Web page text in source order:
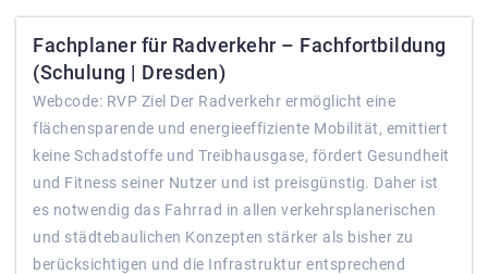
Fachplaner für Radverkehr – Fachfortbildung
(Schulung | Dresden)
Webcode: RVP Ziel Der Radverkehr ermöglicht eine
flächensparende und energieeffiziente Mobilität, emittiert
keine Schadstoffe und Treibhausgase, fördert Gesundheit
und Fitness seiner Nutzer und ist preisgünstig. Daher ist
es notwendig das Fahrrad in allen verkehrsplanerischen
und städtebaulichen Konzepten stärker als bisher zu
berücksichtigen und die Infrastruktur entsprechend